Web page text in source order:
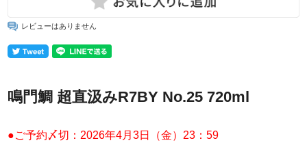
レビューはありません
鳴門鯛 超直汲みR7BY No.25 720ml
●ご予約〆切：2026年4月3日（金）23：59